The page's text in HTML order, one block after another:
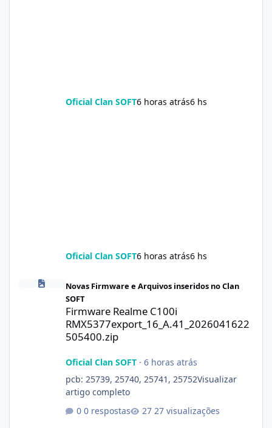
Oficial Clan SOFT6 horas atrás6 hs
Oficial Clan SOFT6 horas atrás6 hs
Novas Firmware e Arquivos inseridos no Clan
SOFT
Firmware Realme C100i
RMX5377export_16_A.41_2026041622
505400.zip
Oficial Clan SOFT· 6 horas atrás
pcb: 25739, 25740, 25741, 25752Visualizar
artigo completo
0 respostas
27 visualizações